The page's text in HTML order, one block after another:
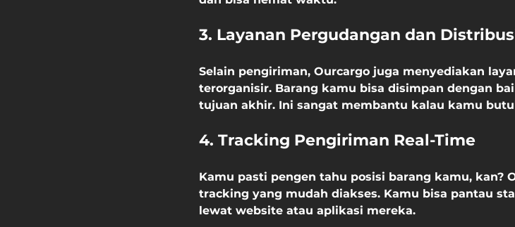
3. Layanan Pergudangan dan
Selain pengiriman, Ourcargo juga menyediakan
terorganisir. Barang kamu bisa disimpan dengan
tujuan akhir. Ini sangat membantu kalau kamu
4. Tracking Pengiriman Real-Time
Kamu pasti pengen tahu posisi barang kamu, kan?
tracking yang mudah diakses. Kamu bisa pantau
lewat website atau aplikasi mereka.